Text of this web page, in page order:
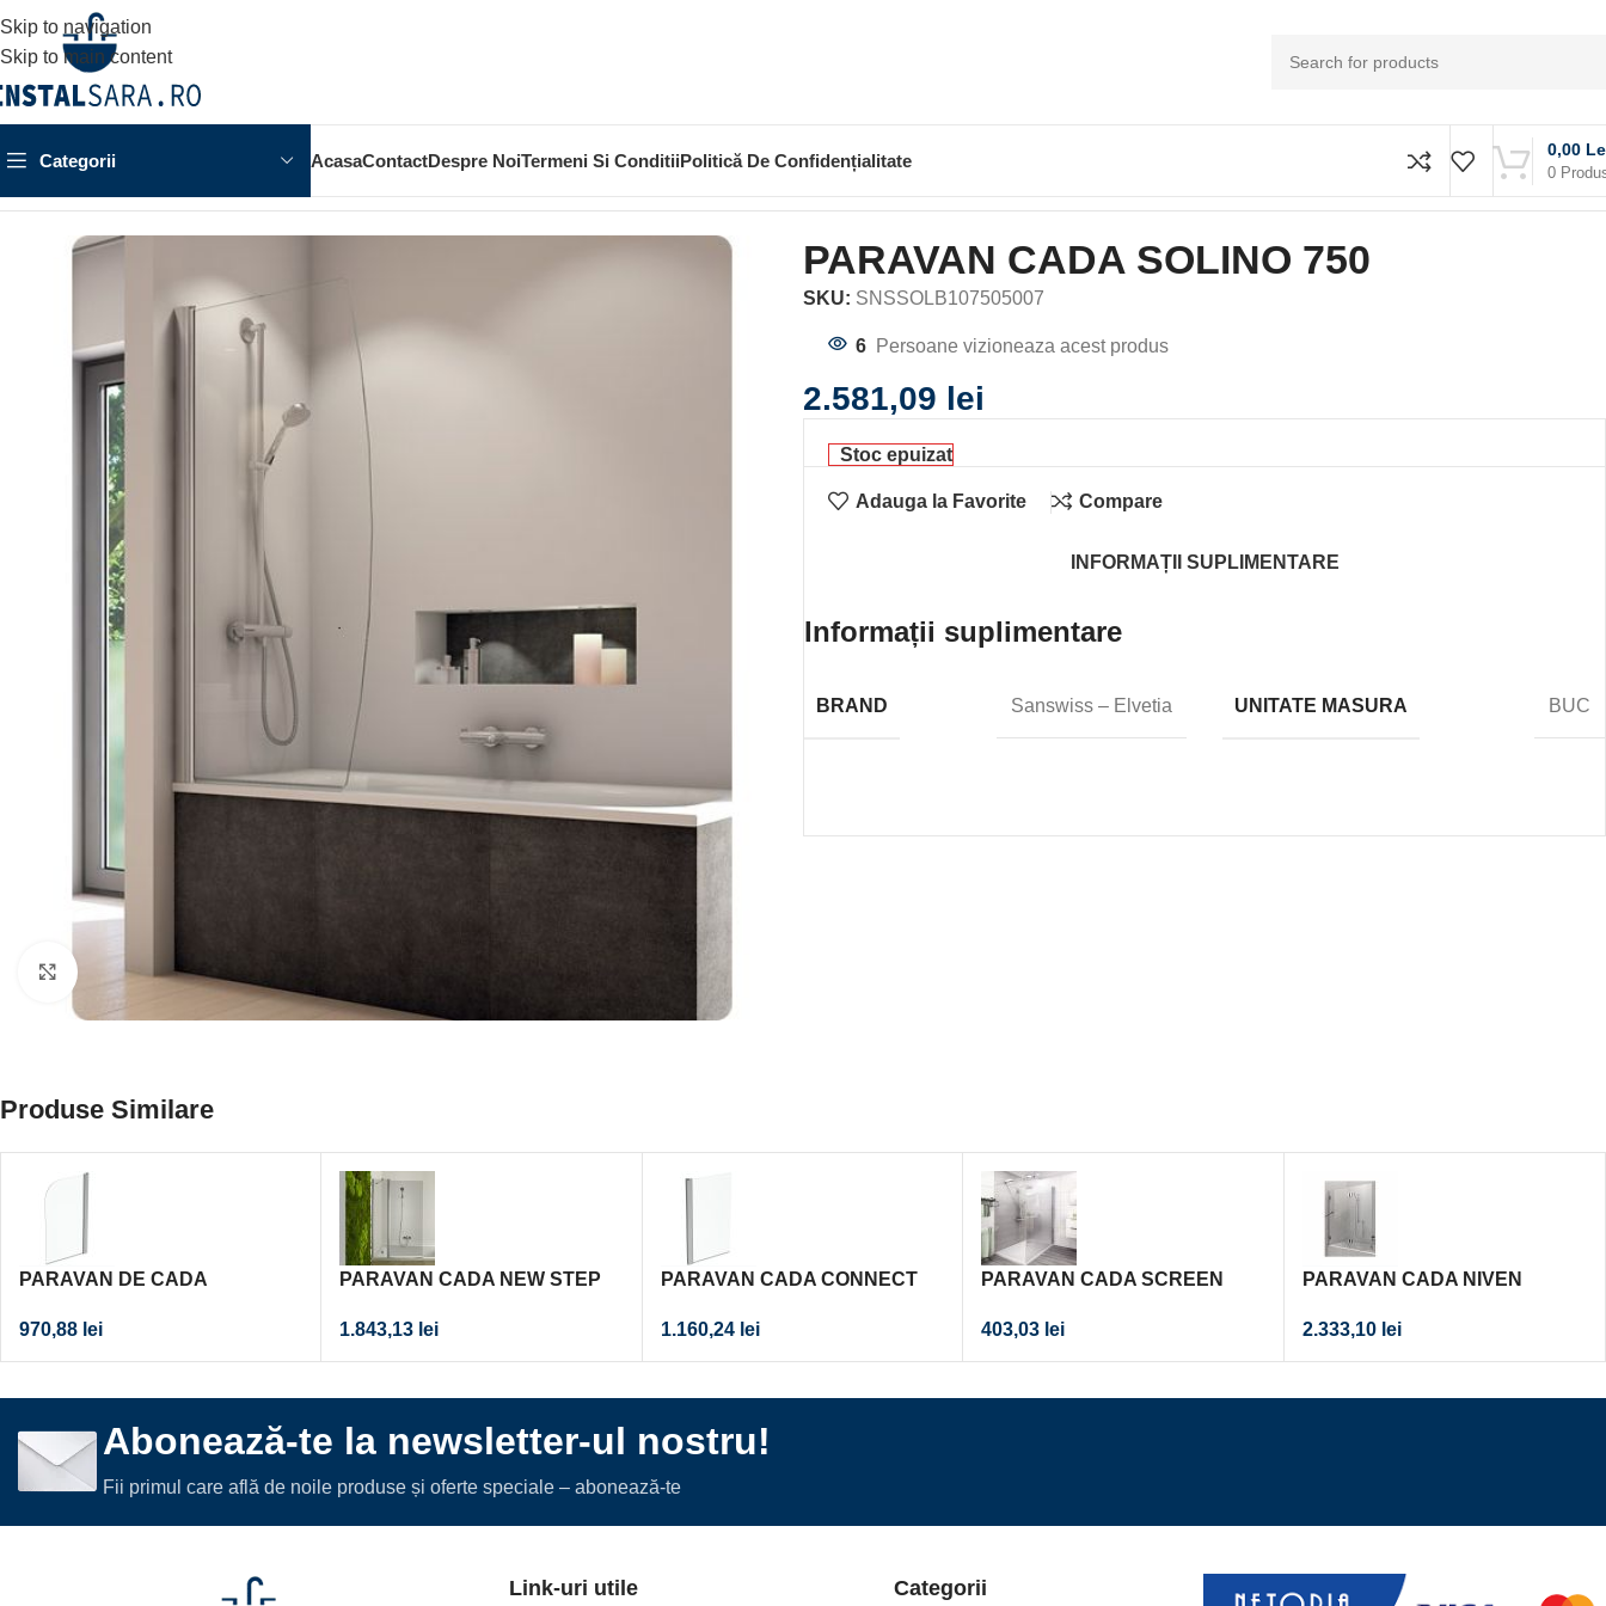
Skip to navigation
Skip to main content
Categorii AcasaContactDespre NoiTermeni Si ConditiiPolitică De Confidențialitate
0
0,00
Click to enlarge
PARAVAN CADA SOLINO 750
SKU: SNSSOLB107505007
6 Persoane vizioneaza acest produs
2.581,09 lei
Stoc epuizat
Adauga la Favorite Compare
INFORMAȚII SUPLIMENTARE
Informații suplimentare
BRAND Sanswiss – Elvetia UNITATE MASURA BUC
Produse Similare
PARAVAN DE CADA
ARGINTIU, GEAM
TRANSPARENT
970,88 lei
PARAVAN CADA NEW STEP
1.843,13 lei
PARAVAN CADA CONNECT
STICLA TRANSPARENTA 5MM
SECURIZATA, PROFIL CROM
1.160,24 lei
PARAVAN CADA SCREEN
403,03 lei
PARAVAN CADA NIVEN
2.333,10 lei
Abonează-te la newsletter-ul nostru!
Fii primul care află de noile produse și oferte speciale – abonează-te
Link-uri utile Categorii